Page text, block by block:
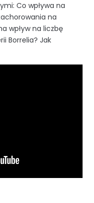
Co wpływa na
na
wpływ na liczbę
Borrelia? Jak